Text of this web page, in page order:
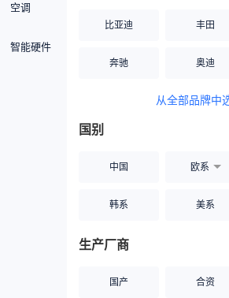
空调
智能硬件
比亚迪 丰田
奔驰 奥迪
从全部品牌中
国别
中国 欧系
韩系 美系
生产厂商
国产 合资